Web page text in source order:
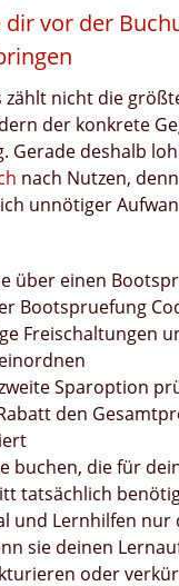
vor der
zählt nicht die
der konkrete
Gerade deshalb
nach Nutzen,
unnötiger
über einen
Bootspruefung
Freischaltungen
Sparoption
den
buchen, die für
tatsächlich
und Lernhilfen nur
sie deinen
oder